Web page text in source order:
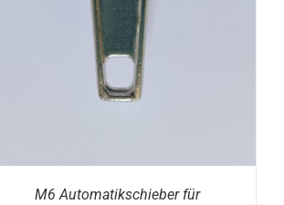
M6 Automatikschieber für